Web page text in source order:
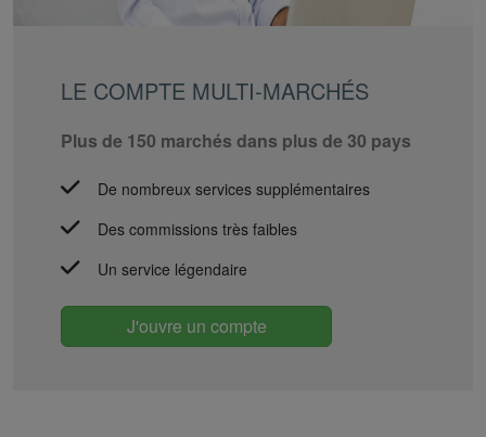
LE COMPTE MULTI-MARCHÉS
Plus de 150 marchés dans plus de 30 pays
De nombreux services supplémentaires
Des commissions très faibles
Un service légendaire
J'ouvre un compte